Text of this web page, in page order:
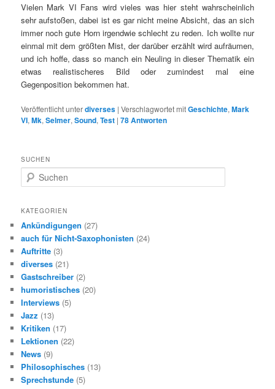
Vielen Mark VI Fans wird vieles was hier steht wahrscheinlich
sehr aufstoßen, dabei ist es gar nicht meine Absicht, das an sich
immer noch gute Horn irgendwie schlecht zu reden. Ich wollte nur
einmal mit dem größten Mist, der darüber erzählt wird aufräumen,
und ich hoffe, dass so manch ein Neuling in dieser Thematik ein
etwas realistischeres Bild oder zumindest mal eine
Gegenposition bekommen hat.
Veröffentlicht unterdiverses |Verschlagwortet mitGeschichte,Mark
VI,Mk,Selmer,Sound,Test |78Antworten
SUCHEN
u
h
n
KATEGORIEN
Ankündigungen (27)
auch für Nicht-Saxophonisten (24)
Auftritte (3)
diverses (21)
Gastschreiber (2)
humoristisches (20)
Interviews (5)
Jazz (13)
Kritiken (17)
Lektionen (22)
News (9)
Philosophisches (13)
Sprechstunde (5)